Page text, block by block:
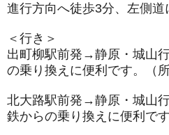
進行方向へ徒歩3分、 左側道
＜行き＞
出町柳駅前発→静原・城山
の乗り換えに便利です。（
北大路駅前発→静原・城山
鉄からの乗り換えに便利で